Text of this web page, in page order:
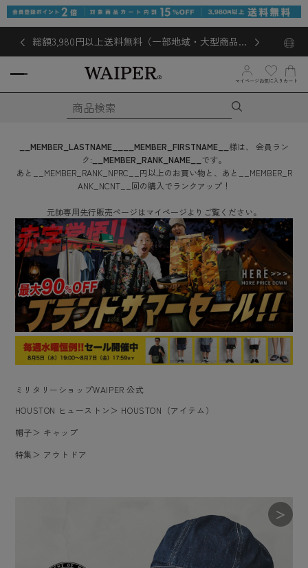
総額3,980円以上送料無料（一部地域・大型商品対
象外あり）
マイページ お気に入り カート
__MEMBER_LASTNAME__ __MEMBER_FIRSTNAME__ 様は、
会員ラン
ク: __MEMBER_RANK_NAME__ です。
あと
__MEMBER_RANK_NPRC__ 円以上のお買い物と、あと
__MEMBER_R
ANK_NCNT__ 回の購入でランクアップ！
元帥専用先行販売ページはマイページよりご覧ください。
ミリタリーショップWAIPER 公式
HOUSTON ヒューストン＞ HOUSTON（アイテム）
帽子＞ キャップ
特集 ＞ アウトドア
＞